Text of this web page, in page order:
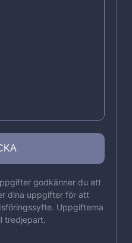
godkänner du att
dina uppgifter för att
Uppgifterna
tredjepart.